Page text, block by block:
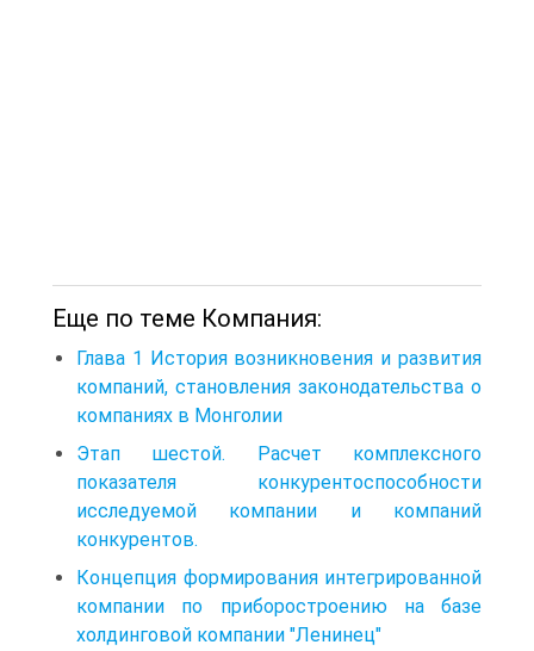
Еще по теме Компания:
Глава 1 История возникновения и развития
компаний, становления законодательства о
компаниях в Монголии
Этап шестой. Расчет комплексного
показателя конкурентоспособности
исследуемой компании и компаний
конкурентов.
Концепция формирования интегрированной
компании по приборостроению на базе
холдинговой компании "Ленинец"